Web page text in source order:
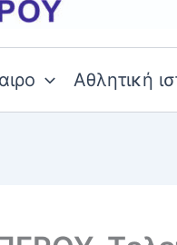
Αθλητική